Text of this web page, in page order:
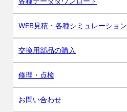
WEB見積・各種シミュレーション
交換用部品の購入
修理・点検
お問い合わせ